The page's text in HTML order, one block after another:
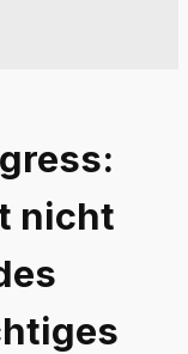
nicht